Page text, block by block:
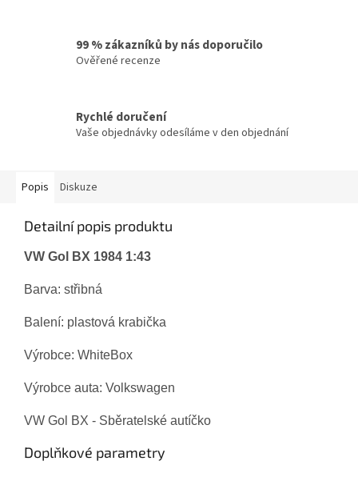
99 % zákazníků by nás doporučilo
Ověřené recenze
Rychlé doručení
Vaše objednávky odesíláme v den objednání
Popis Diskuze
Detailní popis produktu
VW Gol BX 1984 1:43
Barva: střibná
Balení: plastová krabička
Výrobce: WhiteBox
Výrobce auta: Volkswagen
VW Gol BX - Sběratelské autíčko
Doplňkové parametry